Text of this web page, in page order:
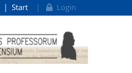
Start Login